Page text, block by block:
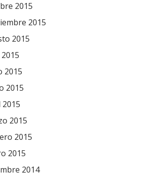
2015
2015
2015
2015
2015
2015
2015
2015
2014